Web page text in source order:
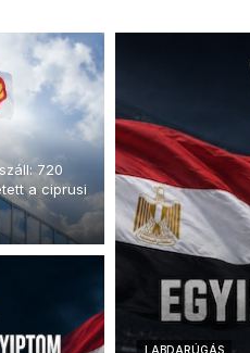
720
a ciprusi
LABDARÚGÁS